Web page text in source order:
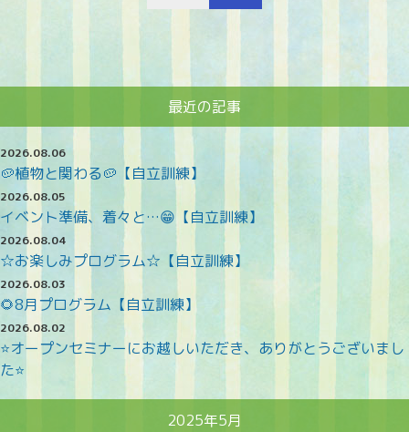
最近の記事
2026.08.06
🥔植物と関わる🥔【自立訓練】
2026.08.05
イベント準備、着々と…😁【自立訓練】
2026.08.04
☆お楽しみプログラム☆【自立訓練】
2026.08.03
🌻8月プログラム【自立訓練】
2026.08.02
⭐オープンセミナーにお越しいただき、ありがとうございまし
た⭐
2025年5月